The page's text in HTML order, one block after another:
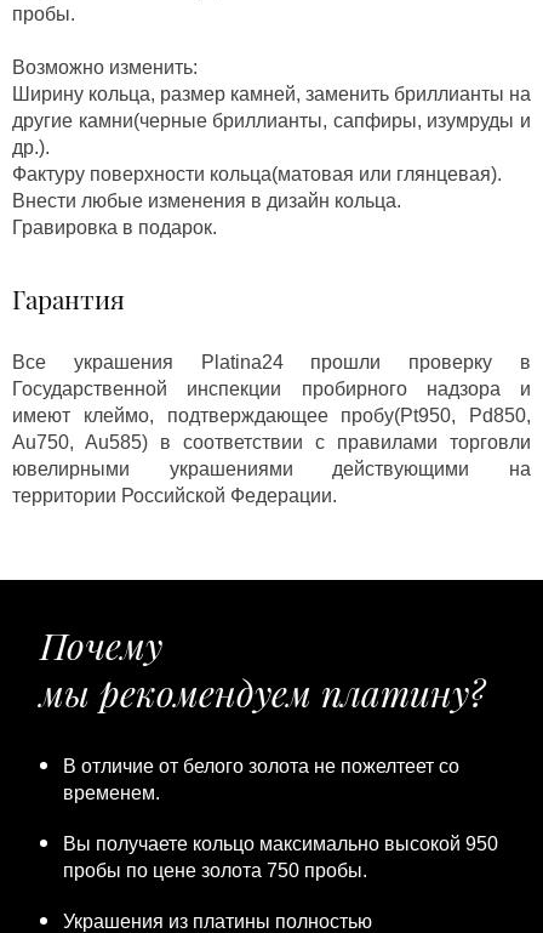
пробы.
Возможно изменить:
Ширину кольца, размер камней, заменить бриллианты на
другие камни(черные бриллианты, сапфиры, изумруды и
др.).
Фактуру поверхности кольца(матовая или глянцевая).
Внести любые изменения в дизайн кольца.
Гравировка в подарок.
Гарантия
Все украшения Platina24 прошли проверку в
Государственной инспекции пробирного надзора и
имеют клеймо, подтверждающее пробу(Pt950, Pd850,
Au750, Au585) в соответствии с правилами торговли
ювелирными украшениями действующими на
территории Российской Федерации.
Почему
мы рекомендуем платину?
В отличие от белого золота не пожелтеет со
временем.
Вы получаете кольцо максимально высокой 950
пробы по цене золота 750 пробы.
Украшения из платины полностью